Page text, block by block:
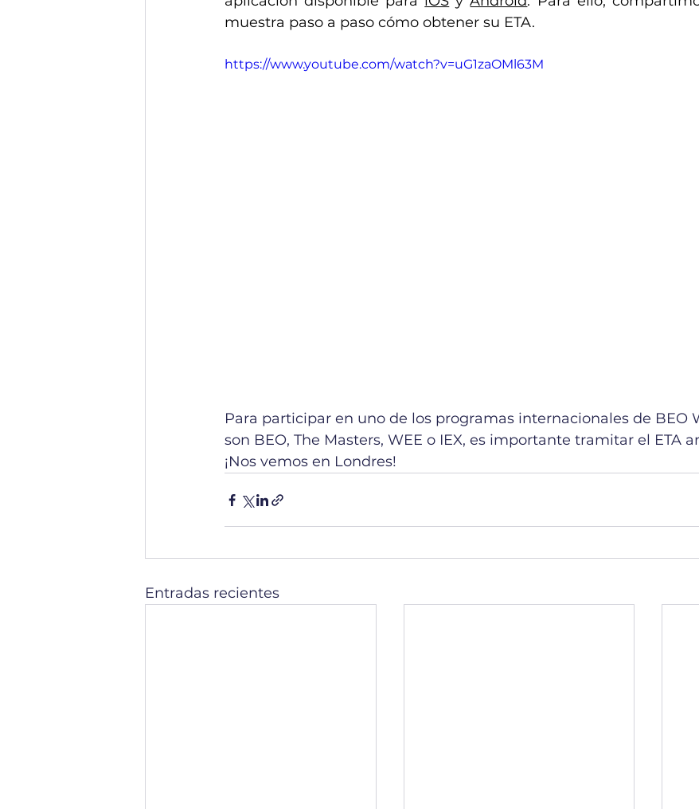
https://www.youtube.com/watch?v=uG1zaOMl63M
Para participar en uno de los programas internacionales de BEO
son BEO, The Masters, WEE o IEX, es importante tramitar el ETA
¡Nos vemos en Londres!
Entradas recientes